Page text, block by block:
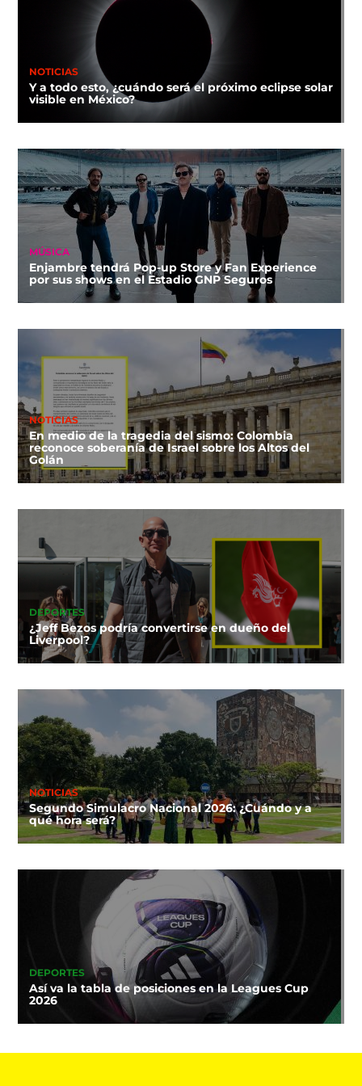
NOTICIAS
Y a todo esto, ¿cuándo será el próximo eclipse solar
visible en México?
MÚSICA
Enjambre tendrá Pop-up Store y Fan Experience
por sus shows en el Estadio GNP Seguros
NOTICIAS
En medio de la tragedia del sismo: Colombia
reconoce soberanía de Israel sobre los Altos del
Golán
DEPORTES
¿Jeff Bezos podría convertirse en dueño del
Liverpool?
NOTICIAS
Segundo Simulacro Nacional 2026: ¿Cuándo y a
qué hora será?
DEPORTES
Así va la tabla de posiciones en la Leagues Cup
2026